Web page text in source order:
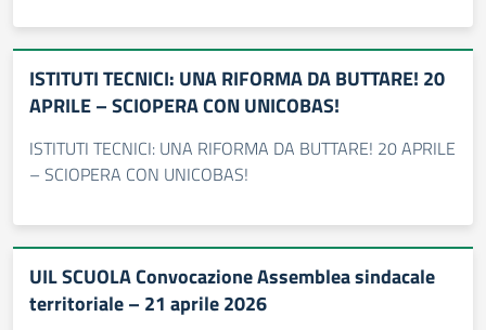
ISTITUTI TECNICI: UNA RIFORMA DA BUTTARE! 20
APRILE – SCIOPERA CON UNICOBAS!
ISTITUTI TECNICI: UNA RIFORMA DA BUTTARE! 20 APRILE
– SCIOPERA CON UNICOBAS!
UIL SCUOLA Convocazione Assemblea sindacale
territoriale – 21 aprile 2026